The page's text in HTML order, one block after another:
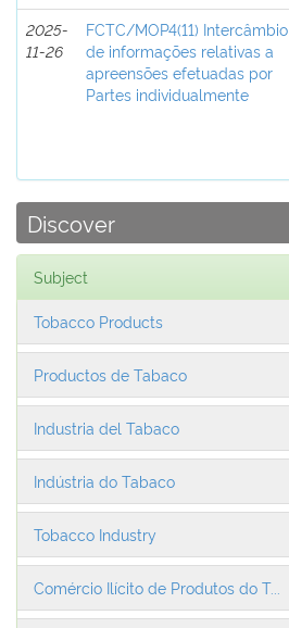
2025-
11-26
FCTC/MOP4(11) Intercâmbio
de informações relativas a
apreensões efetuadas por
Partes individualmente
Discover
Subject
Tobacco Products
Productos de Tabaco
Industria del Tabaco
Indústria do Tabaco
Tobacco Industry
Comércio Ilícito de Produtos do T...